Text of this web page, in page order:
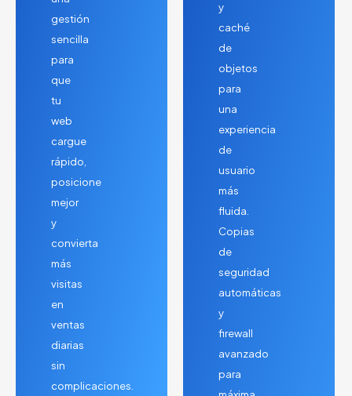
gestión
sencilla
para
que
tu
web
cargue
rápido,
posicione
mejor
y
convierta
más
visitas
en
ventas
diarias
sin
complicaciones.
y
caché
de
objetos
para
una
experiencia
de
usuario
más
fluida.
Copias
de
seguridad
automáticas
y
firewall
avanzado
para